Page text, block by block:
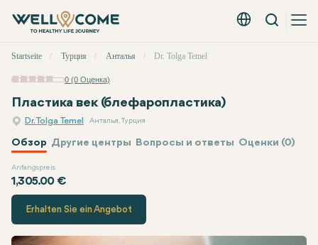
Русский - EUR
Вызов
меню
Startseite Турция Анталья Dr. Tolga Temel
0 (0 Оценка)
Пластика век (блефаропластика)
Dr. Tolga Temel Анталья, Турция
Обзор Другие центры Вопросы и ответы Оценки (0)
Anfangspreis
1,305.00 €
Dr. Tolga Temel
Erhalten Sie ein Angebot